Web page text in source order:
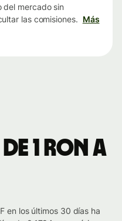
del mercado sin
las comisiones. Más
1 RON a
en los últimos 30 días ha